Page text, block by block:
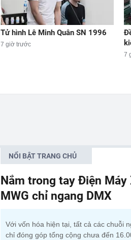
Tử hình Lê Minh Quân SN 1996
7 giờ trước
7
NỔI BẬT TRANG CHỦ
Nắm trong tay Điện Máy
MWG chỉ ngang DMX
Với vốn hóa hiện tại, tất cả các chuỗi
chỉ đóng góp tổng cộng chưa đến